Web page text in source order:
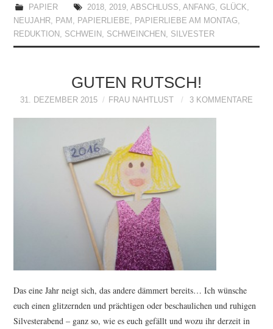
PAPIER 2018, 2019, ABSCHLUSS, ANFANG, GLÜCK,
NEUJAHR, PAM , PAPIERLIEBE, PAPIERLIEBE AM MONTAG,
REDUKTION , SCHWEIN , SCHWEINCHEN , SILVESTER
GUTEN RUTSCH!
31. DEZEMBER 2015 FRAU NAHTLUST 3 KOMMENTARE
Das eine Jahr neigt sich, das andere dämmert bereits… Ich wünsche
euch einen glitzernden und prächtigen oder beschaulichen und ruhigen
Silvesterabend – ganz so, wie es euch gefällt und wozu ihr derzeit in